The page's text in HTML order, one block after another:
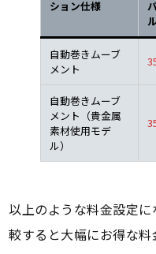
ション仕様
自動巻きムーブ
メント
自動巻きムーブ
メント（貴金属
素材使用モデ
ル）
以上のような料金設定
較すると大幅にお得な料